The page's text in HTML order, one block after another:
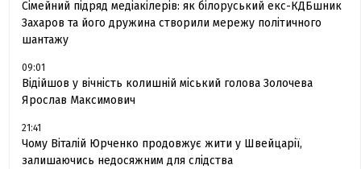
Сімейний підряд медіакілерів: як білоруський екс-КДБшник
Захаров та його дружина створили мережу політичного
шантажу
09:01
Відійшов у вічність колишній міський голова Золочева
Ярослав Максимович
21:41
Чому Віталій Юрченко продовжує жити у Швейцарії,
залишаючись недосяжним для слідства